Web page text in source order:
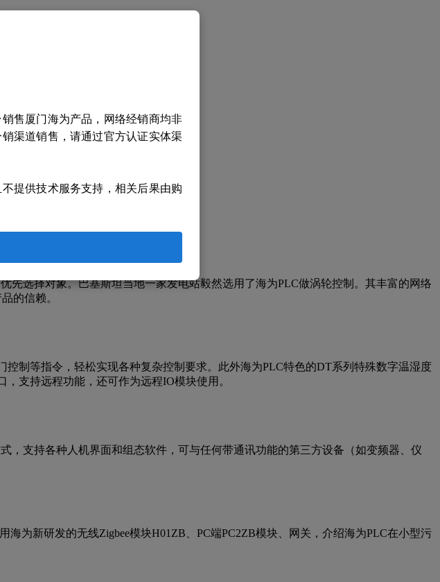
）即可组建多个独立通信网络。
选择对象。巴基斯坦当地一家发电站毅然选用了海为PLC做涡轮控制。其丰富的网络
的信赖。
制等指令，轻松实现各种复杂控制要求。此外海为PLC特色的DT系列特殊数字温湿度
支持远程功能，还可作为远程IO模块使用。
支持各种人机界面和组态软件，可与任何带通讯功能的第三方设备（如变频器、仪
为新研发的无线Zigbee模块H01ZB、PC端PC2ZB模块、网关，介绍海为PLC在小型污
售厦门海为产品，网络经销商均非
渠道销售，请通过官方认证实体渠
提供技术服务支持，相关后果由购